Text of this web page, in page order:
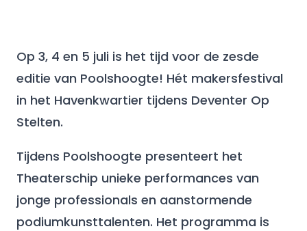
Op 3, 4 en 5 juli is het tijd voor de zesde
editie van Poolshoogte! Hét makersfestival
in het Havenkwartier tijdens Deventer Op
Stelten.
Tijdens Poolshoogte presenteert het
Theaterschip unieke performances van
jonge professionals en aanstormende
podiumkunsttalenten. Het programma is